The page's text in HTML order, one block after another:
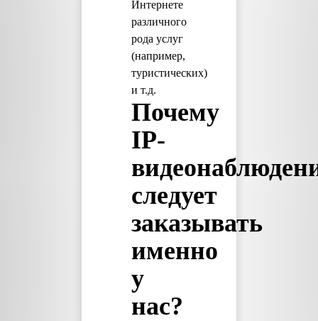
Интернете
различного
рода услуг
(например,
туристических)
и т.д.
Почему
IP-
следует
заказывать
именно
у
нас?